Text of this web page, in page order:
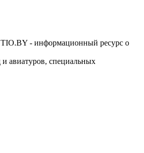
TIO.BY - информационный ресурс о
авиатуров, специальных